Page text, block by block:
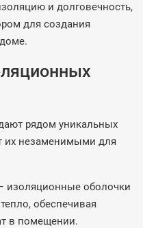
и долговечность,
для создания
рядом уникальных
их незаменимыми для
изоляционные оболочки
обеспечивая
в помещении.